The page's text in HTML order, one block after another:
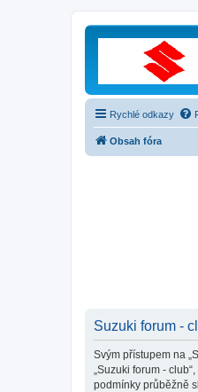
Rychlé odkazy
Obsah fóra
Suzuki forum -
Svým přístupem na
„Suzuki forum -
podmínky průběžně